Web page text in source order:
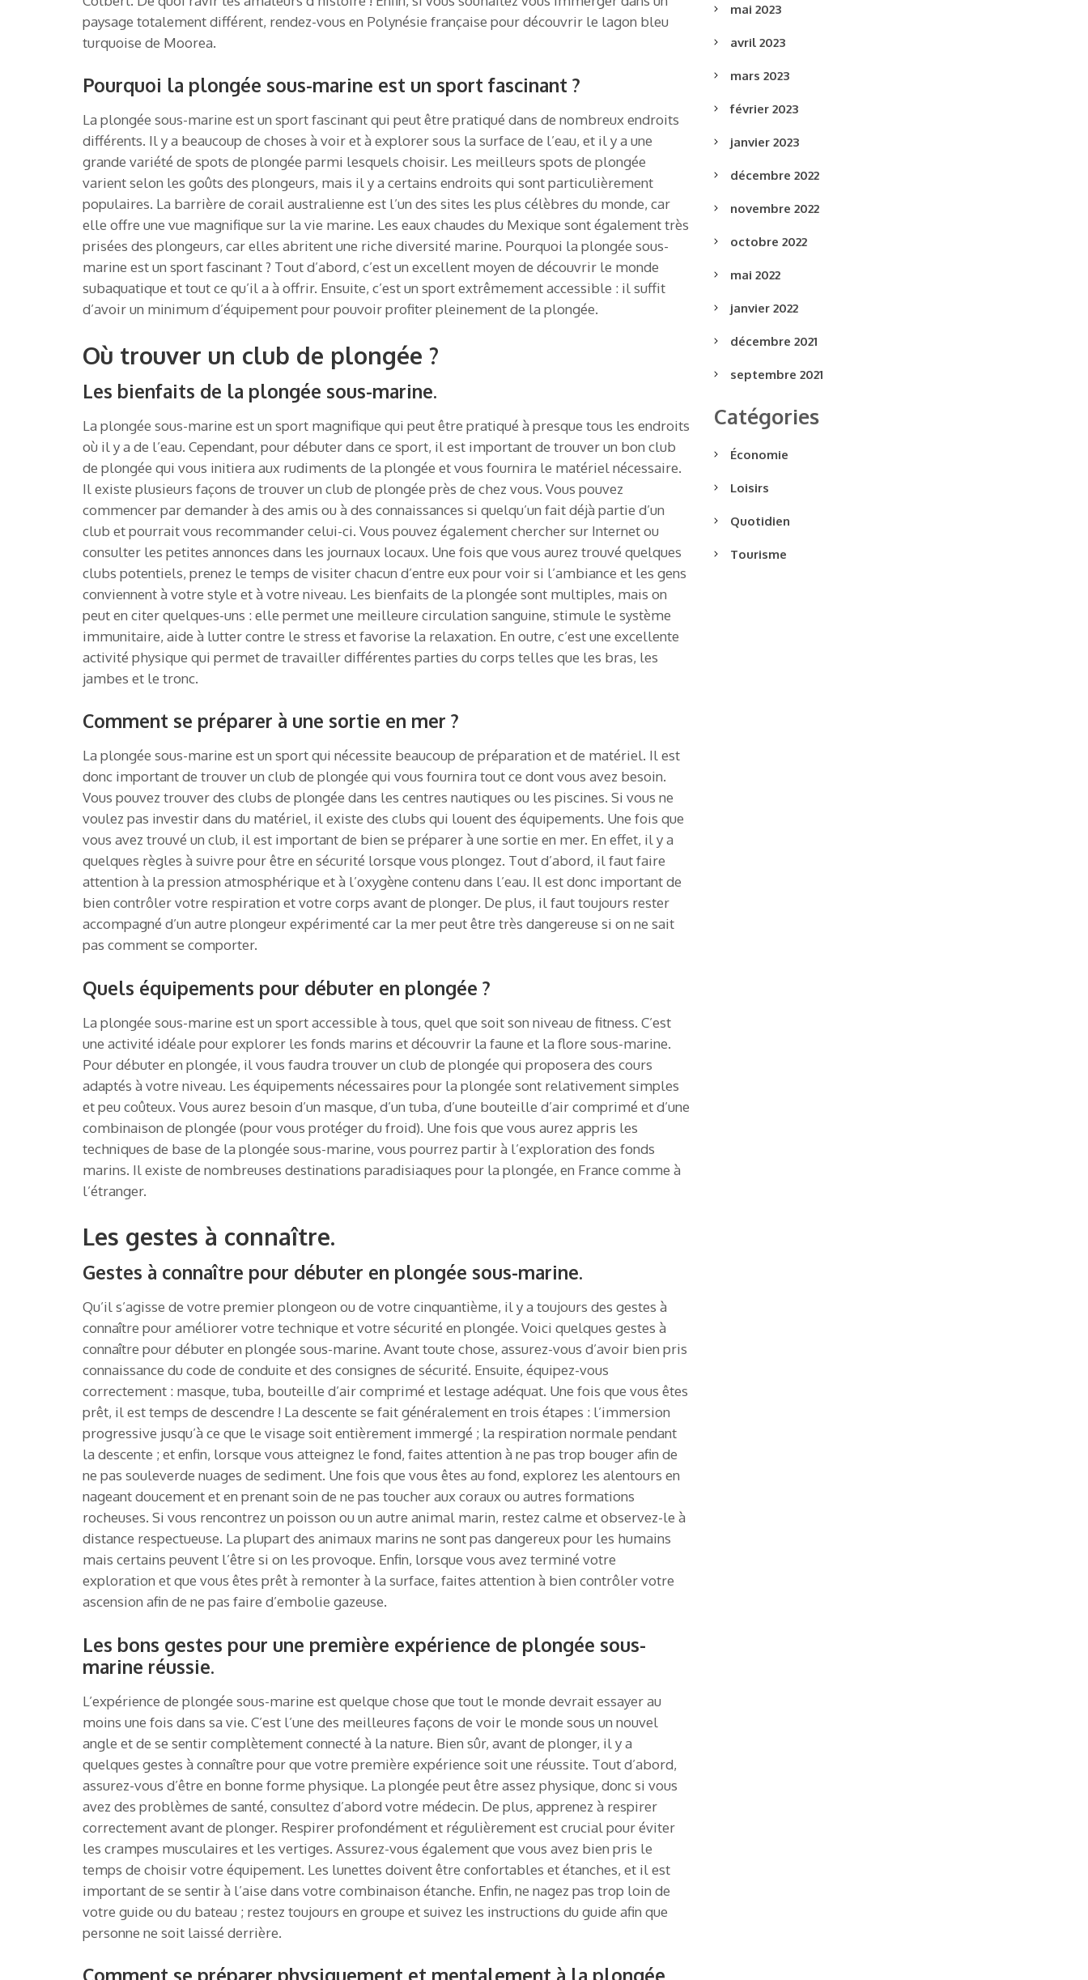
paysage totalement différent, rendez-vous en Polynésie française pour découvrir le lagon bleu
turquoise de Moorea.
Pourquoi la plongée sous-marine est un sport fascinant ?
La plongée sous-marine est un sport fascinant qui peut être pratiqué dans de nombreux endroits
différents. Il y a beaucoup de choses à voir et à explorer sous la surface de l’eau, et il y a une
grande variété de spots de plongée parmi lesquels choisir. Les meilleurs spots de plongée
varient selon les goûts des plongeurs, mais il y a certains endroits qui sont particulièrement
populaires. La barrière de corail australienne est l’un des sites les plus célèbres du monde, car
elle offre une vue magnifique sur la vie marine. Les eaux chaudes du Mexique sont également très
prisées des plongeurs, car elles abritent une riche diversité marine. Pourquoi la plongée sous-
marine est un sport fascinant ? Tout d’abord, c’est un excellent moyen de découvrir le monde
subaquatique et tout ce qu’il a à offrir. Ensuite, c’est un sport extrêmement accessible : il suffit
d’avoir un minimum d’équipement pour pouvoir profiter pleinement de la plongée.
Où trouver un club de plongée ?
Les bienfaits de la plongée sous-marine.
La plongée sous-marine est un sport magnifique qui peut être pratiqué à presque tous les endroits
où il y a de l’eau. Cependant, pour débuter dans ce sport, il est important de trouver un bon club
de plongée qui vous initiera aux rudiments de la plongée et vous fournira le matériel nécessaire.
Il existe plusieurs façons de trouver un club de plongée près de chez vous. Vous pouvez
commencer par demander à des amis ou à des connaissances si quelqu’un fait déjà partie d’un
club et pourrait vous recommander celui-ci. Vous pouvez également chercher sur Internet ou
consulter les petites annonces dans les journaux locaux. Une fois que vous aurez trouvé quelques
clubs potentiels, prenez le temps de visiter chacun d’entre eux pour voir si l’ambiance et les gens
conviennent à votre style et à votre niveau. Les bienfaits de la plongée sont multiples, mais on
peut en citer quelques-uns : elle permet une meilleure circulation sanguine, stimule le système
immunitaire, aide à lutter contre le stress et favorise la relaxation. En outre, c’est une excellente
activité physique qui permet de travailler différentes parties du corps telles que les bras, les
jambes et le tronc.
Comment se préparer à une sortie en mer ?
La plongée sous-marine est un sport qui nécessite beaucoup de préparation et de matériel. Il est
donc important de trouver un club de plongée qui vous fournira tout ce dont vous avez besoin.
Vous pouvez trouver des clubs de plongée dans les centres nautiques ou les piscines. Si vous ne
voulez pas investir dans du matériel, il existe des clubs qui louent des équipements. Une fois que
vous avez trouvé un club, il est important de bien se préparer à une sortie en mer. En effet, il y a
quelques règles à suivre pour être en sécurité lorsque vous plongez. Tout d’abord, il faut faire
attention à la pression atmosphérique et à l’oxygène contenu dans l’eau. Il est donc important de
bien contrôler votre respiration et votre corps avant de plonger. De plus, il faut toujours rester
accompagné d’un autre plongeur expérimenté car la mer peut être très dangereuse si on ne sait
pas comment se comporter.
Quels équipements pour débuter en plongée ?
La plongée sous-marine est un sport accessible à tous, quel que soit son niveau de fitness. C’est
une activité idéale pour explorer les fonds marins et découvrir la faune et la flore sous-marine.
Pour débuter en plongée, il vous faudra trouver un club de plongée qui proposera des cours
adaptés à votre niveau. Les équipements nécessaires pour la plongée sont relativement simples
et peu coûteux. Vous aurez besoin d’un masque, d’un tuba, d’une bouteille d’air comprimé et d’une
combinaison de plongée (pour vous protéger du froid). Une fois que vous aurez appris les
techniques de base de la plongée sous-marine, vous pourrez partir à l’exploration des fonds
marins. Il existe de nombreuses destinations paradisiaques pour la plongée, en France comme à
l’étranger.
Les gestes à connaître.
Gestes à connaître pour débuter en plongée sous-marine.
Qu’il s’agisse de votre premier plongeon ou de votre cinquantième, il y a toujours des gestes à
connaître pour améliorer votre technique et votre sécurité en plongée. Voici quelques gestes à
connaître pour débuter en plongée sous-marine. Avant toute chose, assurez-vous d’avoir bien pris
connaissance du code de conduite et des consignes de sécurité. Ensuite, équipez-vous
correctement : masque, tuba, bouteille d’air comprimé et lestage adéquat. Une fois que vous êtes
prêt, il est temps de descendre ! La descente se fait généralement en trois étapes : l’immersion
progressive jusqu’à ce que le visage soit entièrement immergé ; la respiration normale pendant
la descente ; et enfin, lorsque vous atteignez le fond, faites attention à ne pas trop bouger afin de
ne pas souleverde nuages ​​de sediment. Une fois que vous êtes au fond, explorez les alentours en
nageant doucement et en prenant soin de ne pas toucher aux coraux ou autres formations
rocheuses. Si vous rencontrez un poisson ou un autre animal marin, restez calme et observez-le à
distance respectueuse. La plupart des animaux marins ne sont pas dangereux pour les humains
mais certains peuvent l’être si on les provoque. Enfin, lorsque vous avez terminé votre
exploration et que vous êtes prêt à remonter à la surface, faites attention à bien contrôler votre
ascension afin de ne pas faire d’embolie gazeuse.
Les bons gestes pour une première expérience de plongée sous-
marine réussie.
L’expérience de plongée sous-marine est quelque chose que tout le monde devrait essayer au
moins une fois dans sa vie. C’est l’une des meilleures façons de voir le monde sous un nouvel
angle et de se sentir complètement connecté à la nature. Bien sûr, avant de plonger, il y a
quelques gestes à connaître pour que votre première expérience soit une réussite. Tout d’abord,
assurez-vous d’être en bonne forme physique. La plongée peut être assez physique, donc si vous
avez des problèmes de santé, consultez d’abord votre médecin. De plus, apprenez à respirer
correctement avant de plonger. Respirer profondément et régulièrement est crucial pour éviter
les crampes musculaires et les vertiges. Assurez-vous également que vous avez bien pris le
temps de choisir votre équipement. Les lunettes doivent être confortables et étanches, et il est
important de se sentir à l’aise dans votre combinaison étanche. Enfin, ne nagez pas trop loin de
votre guide ou du bateau ; restez toujours en groupe et suivez les instructions du guide afin que
personne ne soit laissé derrière.
Comment se préparer physiquement et mentalement à la plongée
mai 2023
avril 2023
mars 2023
février 2023
janvier 2023
décembre 2022
novembre 2022
octobre 2022
mai 2022
janvier 2022
décembre 2021
septembre 2021
Catégories
Économie
Loisirs
Quotidien
Tourisme